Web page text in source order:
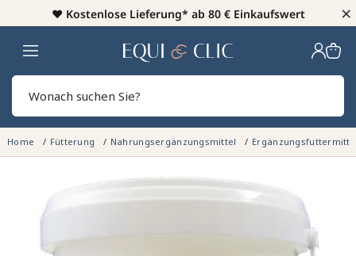
♥️ Kostenlose Lieferung* ab 80 € Einkaufswert ×
Heim
Home Fütterung Nahrungsergänzungsmittel